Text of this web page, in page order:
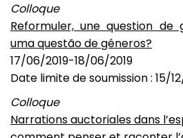
Colloque
Reformuler, une question de
uma questão de géneros?
17/06/2019-18/06/2019
Date limite de soumission : 15/
Colloque
Narrations auctoriales dans